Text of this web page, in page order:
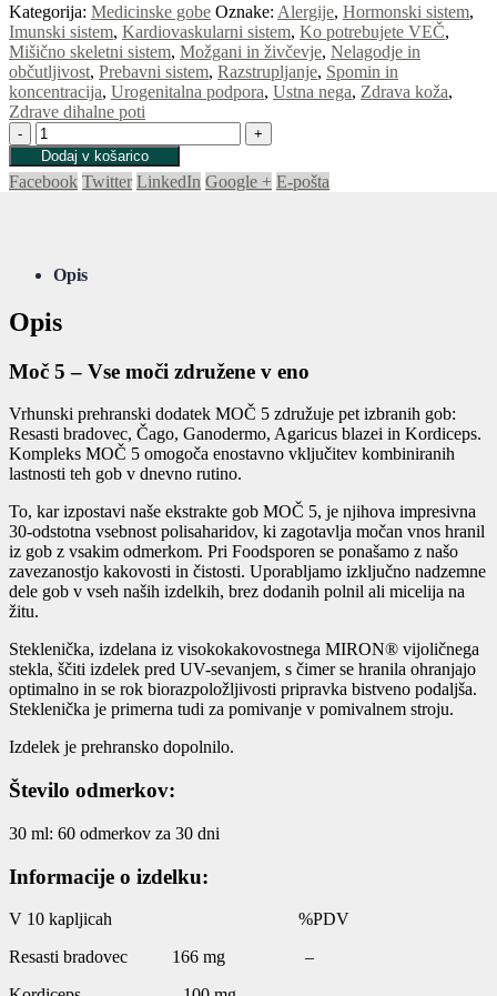
Kategorija: Medicinske gobe Oznake: Alergije, Hormonski sistem,
Imunski sistem, Kardiovaskularni sistem, Ko potrebujete VEČ,
Mišično skeletni sistem, Možgani in živčevje, Nelagodje in
občutljivost, Prebavni sistem, Razstrupljanje, Spomin in
koncentracija, Urogenitalna podpora, Ustna nega, Zdrava koža,
Zdrave dihalne poti
-
+
Dodaj v košarico
Facebook Twitter LinkedIn Google + E-pošta
Opis
Opis
Moč 5 – Vse moči združene v eno
Vrhunski prehranski dodatek MOČ 5 združuje pet izbranih gob:
Resasti bradovec, Čago, Ganodermo, Agaricus blazei in Kordiceps.
Kompleks MOČ 5 omogoča enostavno vključitev kombiniranih
lastnosti teh gob v dnevno rutino.
To, kar izpostavi naše ekstrakte gob MOČ 5, je njihova impresivna
30-odstotna vsebnost polisaharidov, ki zagotavlja močan vnos hranil
iz gob z vsakim odmerkom. Pri Foodsporen se ponašamo z našo
zavezanostjo kakovosti in čistosti. Uporabljamo izključno nadzemne
dele gob v vseh naših izdelkih, brez dodanih polnil ali micelija na
žitu.
Steklenička, izdelana iz visokokakovostnega MIRON® vijoličnega
stekla, ščiti izdelek pred UV-sevanjem, s čimer se hranila ohranjajo
optimalno in se rok biorazpoložljivosti pripravka bistveno podaljša.
Steklenička je primerna tudi za pomivanje v pomivalnem stroju.
Izdelek je prehransko dopolnilo.
Število odmerkov:
30 ml: 60 odmerkov za 30 dni
Informacije o izdelku:
V 10 kapljicah %PDV
Resasti bradovec 166 mg –